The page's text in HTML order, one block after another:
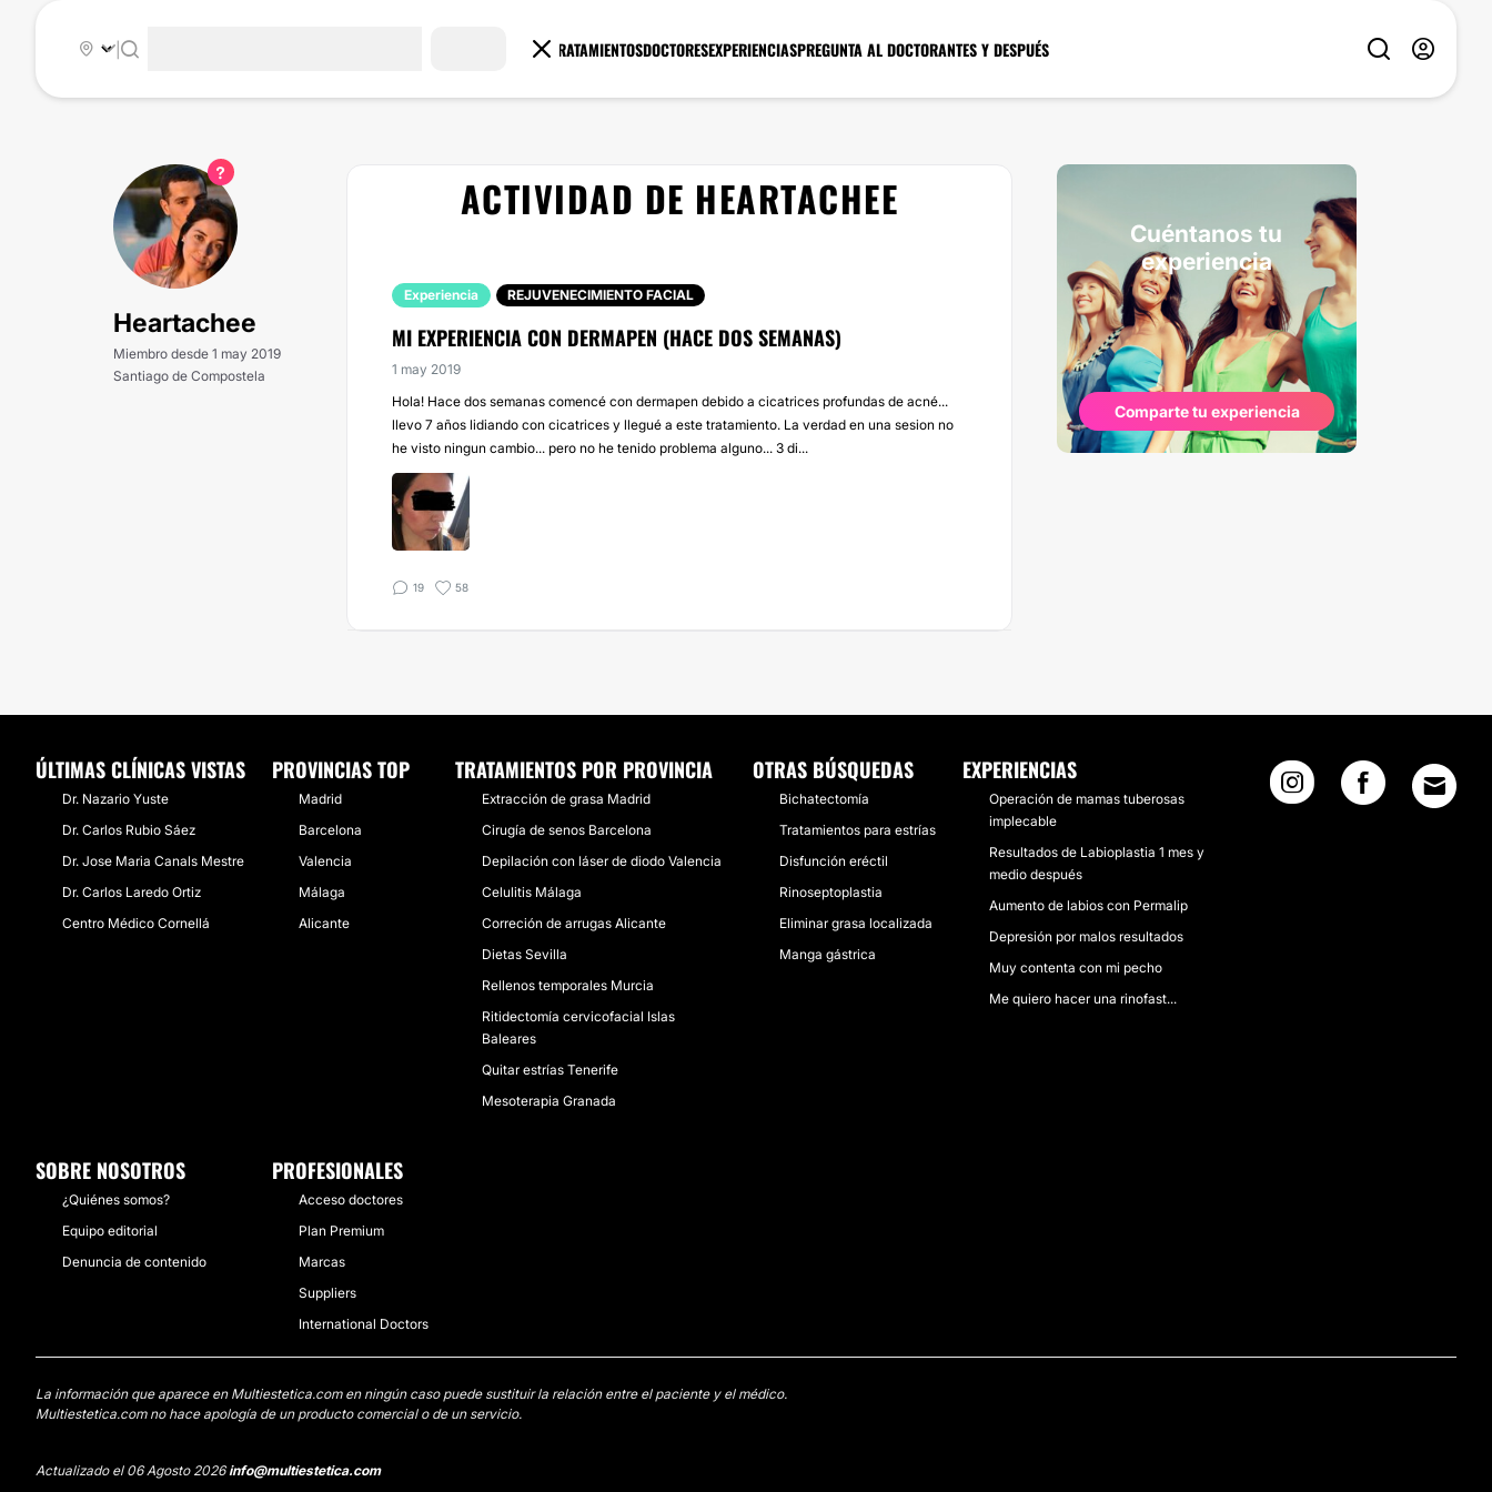
TRATAMIENTOSDOCTORESEXPERIENCIASPREGUNTA AL DOCTORANTES Y DESPUÉS
|
Heartachee
Miembro desde 1 may 2019
Santiago de Compostela
ACTIVIDAD DE HEARTACHEE
Experiencia REJUVENECIMIENTO FACIAL
MI EXPERIENCIA CON DERMAPEN (HACE DOS SEMANAS)
1 may 2019
Hola! Hace dos semanas comencé con dermapen debido a cicatrices profundas de acné...
llevo 7 años lidiando con cicatrices y llegué a este tratamiento. La verdad en una sesion no
he visto ningun cambio... pero no he tenido problema alguno... 3 di...
19 58
Cuéntanos tu
experiencia
Comparte tu experiencia
ÚLTIMAS CLÍNICAS VISTAS
Dr. Nazario Yuste
Dr. Carlos Rubio Sáez
Dr. Jose Maria Canals Mestre
Dr. Carlos Laredo Ortiz
Centro Médico Cornellá
PROVINCIAS TOP
Madrid
Barcelona
Valencia
Málaga
Alicante
TRATAMIENTOS POR PROVINCIA
Extracción de grasa Madrid
Cirugía de senos Barcelona
Depilación con láser de diodo Valencia
Celulitis Málaga
Correción de arrugas Alicante
Dietas Sevilla
Rellenos temporales Murcia
Ritidectomía cervicofacial Islas
Baleares
Quitar estrías Tenerife
Mesoterapia Granada
OTRAS BÚSQUEDAS
Bichatectomía
Tratamientos para estrías
Disfunción eréctil
Rinoseptoplastia
Eliminar grasa localizada
Manga gástrica
EXPERIENCIAS
Operación de mamas tuberosas
implecable
Resultados de Labioplastia 1 mes y
medio después
Aumento de labios con Permalip
Depresión por malos resultados
Muy contenta con mi pecho
Me quiero hacer una rinofast...
SOBRE NOSOTROS
¿Quiénes somos?
Equipo editorial
Denuncia de contenido
PROFESIONALES
Acceso doctores
Plan Premium
Marcas
Suppliers
International Doctors
La información que aparece en Multiestetica.com en ningún caso puede sustituir la relación entre el paciente y el médico.
Multiestetica.com no hace apología de un producto comercial o de un servicio.
Actualizado el 06 Agosto 2026info@multiestetica.com